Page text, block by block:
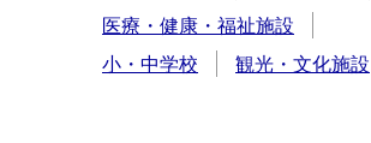
医療・健康・福祉施設
小・中学校
観光・文化施設